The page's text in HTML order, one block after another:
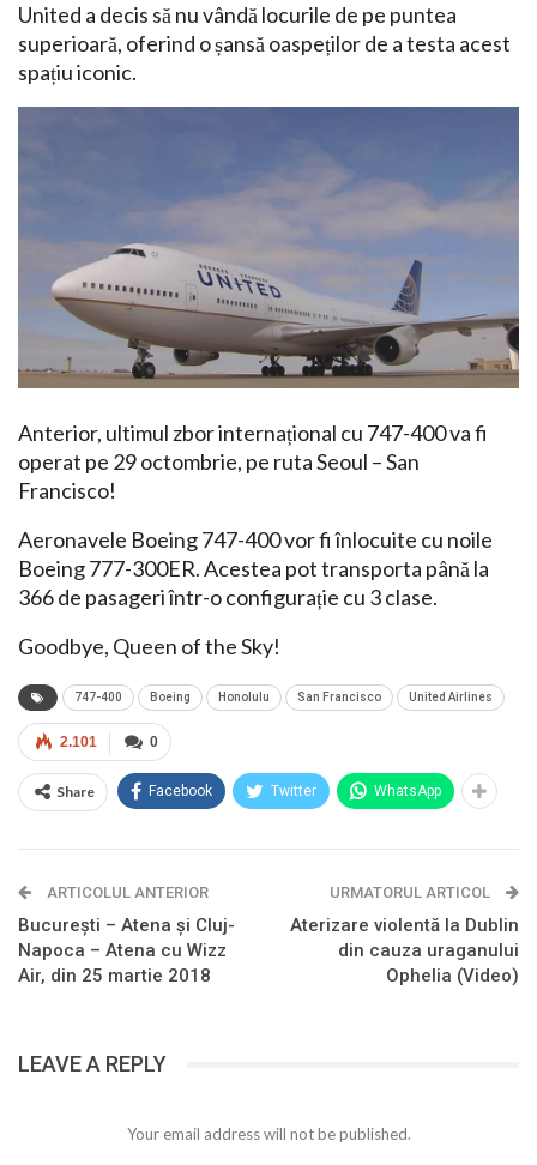
United a decis să nu vândă locurile de pe puntea
superioară, oferind o șansă oaspeților de a testa acest
spațiu iconic.
Anterior, ultimul zbor internațional cu 747-400 va fi
operat pe 29 octombrie, pe ruta Seoul – San
Francisco!
Aeronavele Boeing 747-400 vor fi înlocuite cu noile
Boeing 777-300ER. Acestea pot transporta până la
366 de pasageri într-o configurație cu 3 clase.
Goodbye, Queen of the Sky!
747-400 Boeing Honolulu San Francisco United Airlines
0
2.101
Share Facebook Twitter WhatsApp
ARTICOLUL ANTERIOR
București – Atena și Cluj-
Napoca – Atena cu Wizz
Air, din 25 martie 2018
URMATORUL ARTICOL
Aterizare violentă la Dublin
din cauza uraganului
Ophelia (Video)
LEAVE A REPLY
Your email address will not be published.